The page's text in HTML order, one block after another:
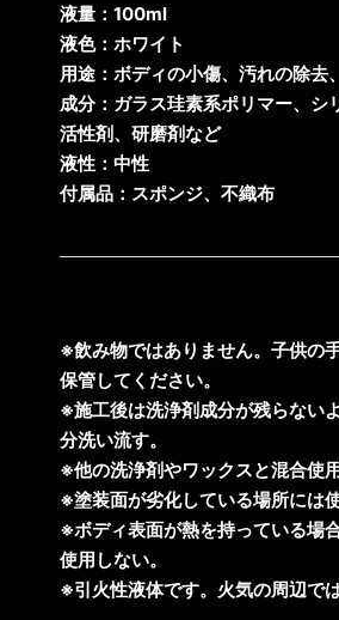
液量：100ml
液色：ホワイト
用途：ボディの小傷、汚れの除去
成分：ガラス珪素系ポリマー、シ
活性剤、研磨剤など
液性：中性
付属品：スポンジ、不織布
※飲み物ではありません。子供の
保管してください。
※施工後は洗浄剤成分が残らない
分洗い流す。
※他の洗浄剤やワックスと混合使用
※塗装面が劣化している場所には使
※ボディ表面が熱を持っている場
使用しない。
※引火性液体です。火気の周辺で